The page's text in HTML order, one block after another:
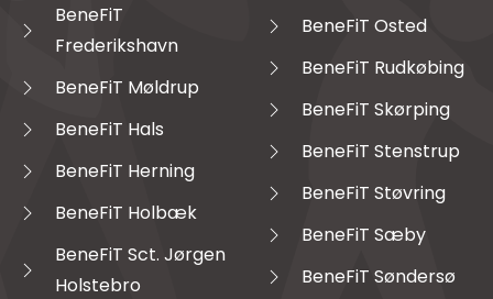
BeneFiT
Frederikshavn
BeneFiT Møldrup
BeneFiT Hals
BeneFiT Herning
BeneFiT Holbæk
BeneFiT Sct. Jørgen
Holstebro
BeneFiT Osted
BeneFiT Rudkøbing
BeneFiT Skørping
BeneFiT Stenstrup
BeneFiT Støvring
BeneFiT Sæby
BeneFiT Søndersø